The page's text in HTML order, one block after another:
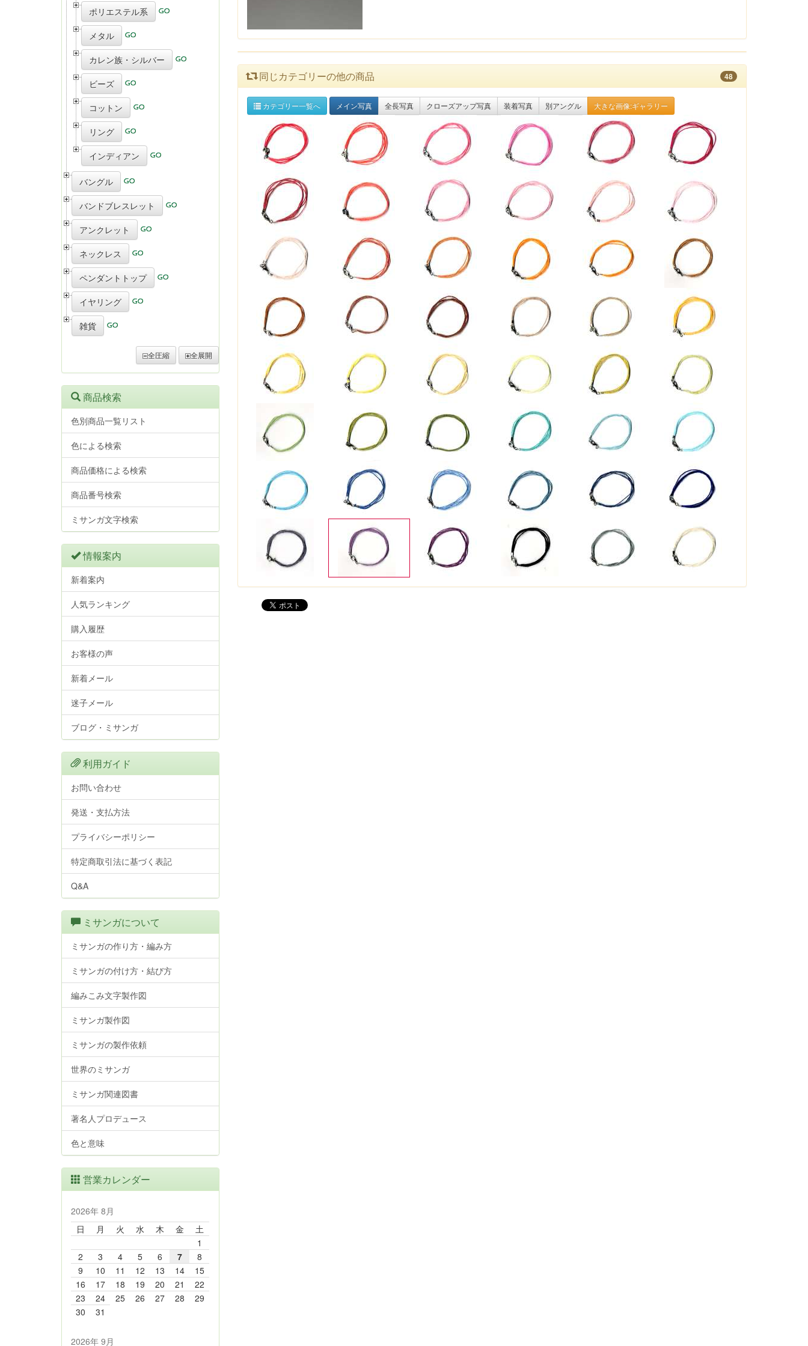
同じカテゴリーの他の商品 48
カテゴリー一覧へ メイン写真 全長写真 クローズアップ写真 装着写真 別アングル 大きな画像:ギャラリー
ポリエステル系
メタル
カレン族・シルバー
ビーズ
コットン
リング
インディアン
バングル
バンドブレスレット
アンクレット
ネックレス
ペンダントトップ
イヤリング
雑貨
全圧縮 全展開
商品検索
色別商品一覧リスト
色による検索
商品価格による検索
商品番号検索
ミサンガ文字検索
情報案内
新着案内
人気ランキング
購入履歴
お客様の声
新着メール
迷子メール
ブログ・ミサンガ
利用ガイド
お問い合わせ
発送・支払方法
プライバシーポリシー
特定商取引法に基づく表記
Q&A
ミサンガについて
ミサンガの作り方・編み方
ミサンガの付け方・結び方
編みこみ文字製作図
ミサンガ製作図
ミサンガの製作依頼
世界のミサンガ
ミサンガ関連図書
著名人プロデュース
色と意味
営業カレンダー
2026年 8月
日
月 火 水 木 金
土
1
2
3 4 5 6 7
8
9
10 11 12 13 14
15
16
17 18 19 20 21
22
23
24 25 26 27 28
29
30
31
2026年 9月